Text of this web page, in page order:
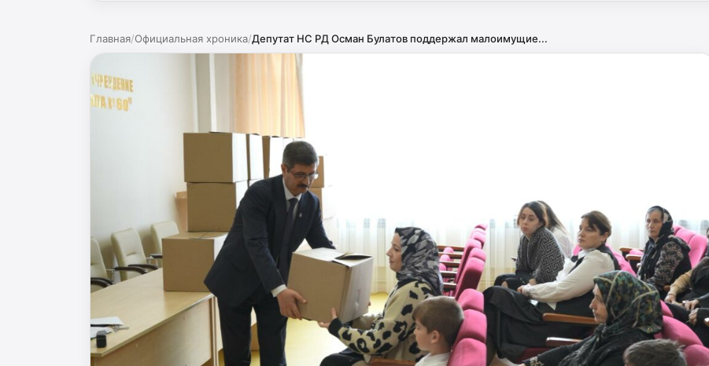
Главная/Официальная хроника/Депутат НС РД Осман Булатов поддержал малоимущие...